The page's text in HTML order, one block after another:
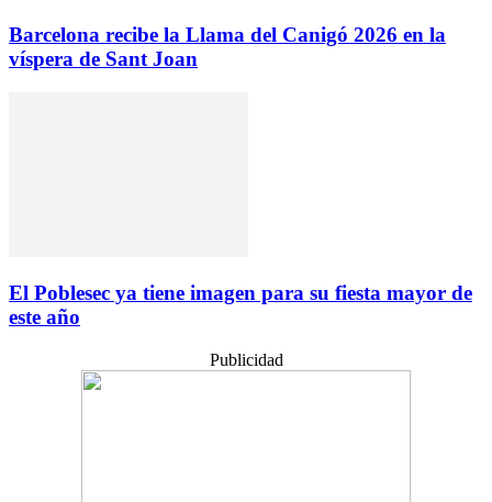
Barcelona recibe la Llama del Canigó 2026 en la
víspera de Sant Joan
El Poblesec ya tiene imagen para su fiesta mayor de
este año
Publicidad